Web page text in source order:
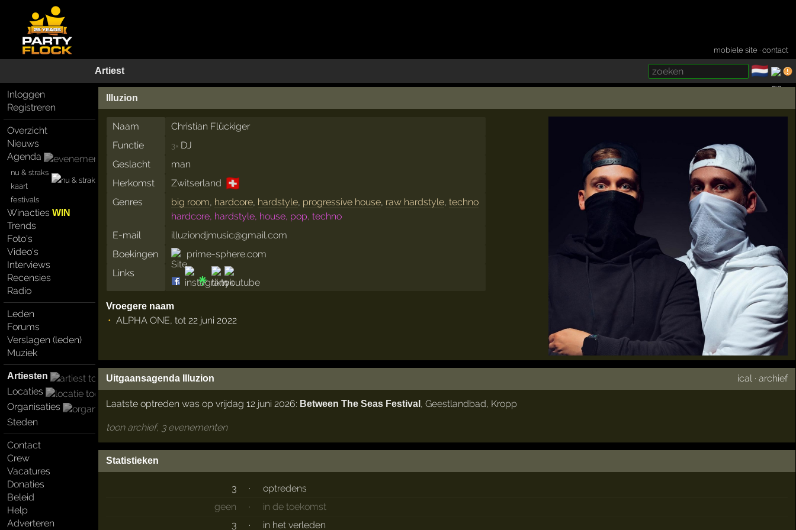
mobiele site ·contact
Artiest 🇳🇱
Inloggen
Registreren
Overzicht
Nieuws
Agenda
nu & straks
kaart
festivals
WinactiesWIN
Trends
Foto's
Video's
Interviews
Recensies
Radio
Leden
Forums
Verslagen (leden)
Muziek
Artiesten
Locaties
Organisaties
Steden
Contact
Crew
Vacatures
Donaties
Beleid
Help
Adverteren
Illuzion
Naam
Christian Flückiger
Functie
3× DJ
Geslacht
man
Herkomst
Zwitserland 🇨🇭
Genres big room, hardcore, hardstyle, progressive house, raw hardstyle,techno
hardcore, hardstyle, house, pop, techno
E-mail
illuziondjmusic@gmail.com
Boekingen
prime-sphere.com
Links
Vroegere naam
ALPHA ONE, tot 22 juni 2022
Uitgaansagenda Illuzion ical ·archief
Laatste optreden was op vrijdag 12 juni 2026: Between The Seas Festival , Geestlandbad, Kropp
toon archief, 3 evenementen
Statistieken
3 ·
optredens
geen
·
in de toekomst
3
·
in het verleden